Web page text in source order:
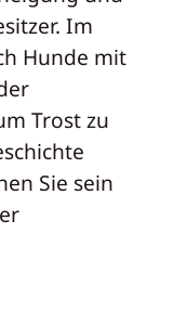
Im
Hunde mit
Trost zu
Sie sein